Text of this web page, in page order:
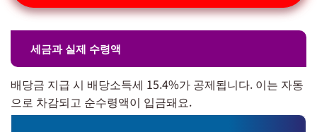
세금과 실제 수령액
배당금 지급 시 배당소득세 15.4%가 공제됩니다. 이는 자동
으로 차감되고 순수령액이 입금돼요.